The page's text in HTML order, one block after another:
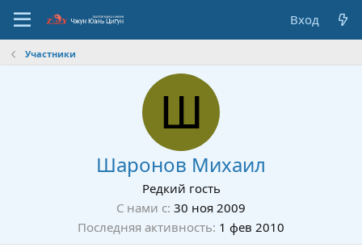
Вход
Участники
Ш
Шаронов Михаил
Редкий гость
С нами с 30 ноя 2009
Последняя активность 1 фев 2010